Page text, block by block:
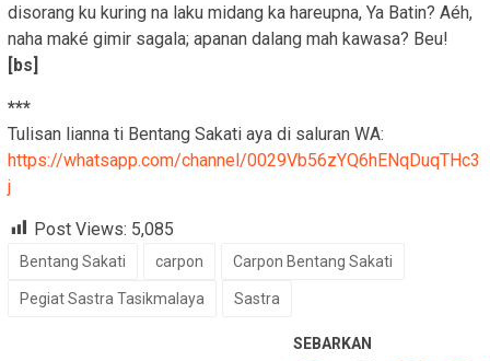
disorang ku kuring na laku midang ka hareupna, Ya Batin? Aéh,
naha maké gimir sagala; apanan dalang mah kawasa? Beu!
[bs]
***
Tulisan lianna ti Bentang Sakati aya di saluran WA:
https://whatsapp.com/channel/0029Vb56zYQ6hENqDuqTHc3
j
Post Views: 5,085
Bentang Sakati carpon Carpon Bentang Sakati
Pegiat Sastra Tasikmalaya Sastra
SEBARKAN